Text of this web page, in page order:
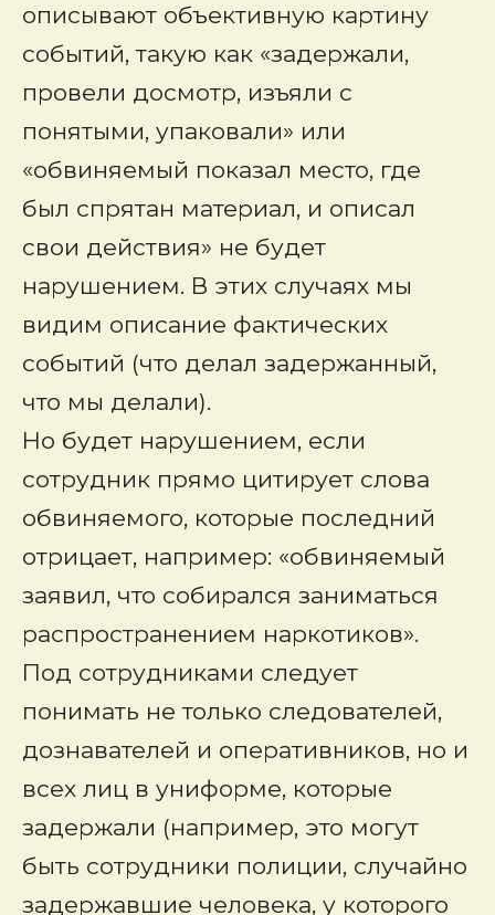
описывают объективную картину
событий, такую как «задержали,
провели досмотр, изъяли с
понятыми, упаковали» или
«обвиняемый показал место, где
был спрятан материал, и описал
свои действия» не будет
нарушением. В этих случаях мы
видим описание фактических
событий (что делал задержанный,
что мы делали).
Но будет нарушением, если
сотрудник прямо цитирует слова
обвиняемого, которые последний
отрицает, например: «обвиняемый
заявил, что собирался заниматься
распространением наркотиков».
Под сотрудниками следует
понимать не только следователей,
дознавателей и оперативников, но и
всех лиц в униформе, которые
задержали (например, это могут
быть сотрудники полиции, случайно
задержавшие человека, у которого